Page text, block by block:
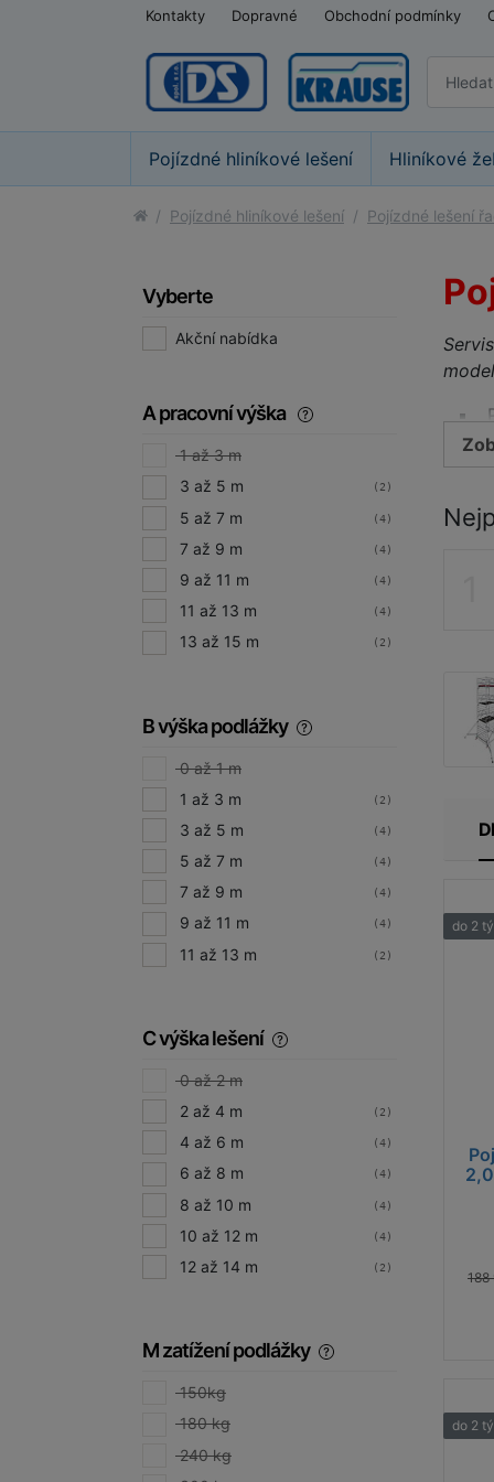
Kontakty Dopravné Obchodní podmínky
Pojízdné hliníkové lešení Hliníkové
Pojízdné hliníkové lešení Pojízdné lešení
Vyberte
Akční nabídka
A pracovní výška
1 až 3 m
3 až 5 m
(2)
5 až 7 m (4)
7 až 9 m (4)
9 až 11 m (4)
11 až 13 m (4)
13 až 15 m (2)
B výška podlážky
0 až 1 m
1 až 3 m
(2)
3 až 5 m (4)
5 až 7 m (4)
7 až 9 m (4)
9 až 11 m (4)
11 až 13 m (2)
C výška lešení
0 až 2 m
2 až 4 m
(2)
4 až 6 m (4)
6 až 8 m (4)
8 až 10 m (4)
10 až 12 m (4)
12 až 14 m (2)
M zatížení podlážky
150kg
180 kg
240 kg
do 2
188
do 2